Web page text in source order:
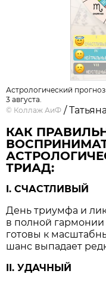
Астрологический
3 августа.
© Коллаж АиФ /
КАК
ТРИАД:
I. СЧАСТЛИВЫЙ
День триумфа и
в полной
готовы к
шанс выпадает
II. УДАЧНЫЙ